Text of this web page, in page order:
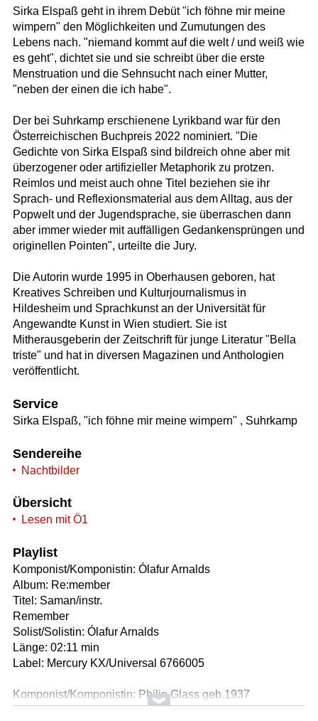
Sirka Elspaß geht in ihrem Debüt "ich föhne mir meine
wimpern" den Möglichkeiten und Zumutungen des
Lebens nach. "niemand kommt auf die welt / und weiß wie
es geht", dichtet sie und sie schreibt über die erste
Menstruation und die Sehnsucht nach einer Mutter,
"neben der einen die ich habe".
Der bei Suhrkamp erschienene Lyrikband war für den
Österreichischen Buchpreis 2022 nominiert. "Die
Gedichte von Sirka Elspaß sind bildreich ohne aber mit
überzogener oder artifizieller Metaphorik zu protzen.
Reimlos und meist auch ohne Titel beziehen sie ihr
Sprach- und Reflexionsmaterial aus dem Alltag, aus der
Popwelt und der Jugendsprache, sie überraschen dann
aber immer wieder mit auffälligen Gedankensprüngen und
originellen Pointen", urteilte die Jury.
Die Autorin wurde 1995 in Oberhausen geboren, hat
Kreatives Schreiben und Kulturjournalismus in
Hildesheim und Sprachkunst an der Universität für
Angewandte Kunst in Wien studiert. Sie ist
Mitherausgeberin der Zeitschrift für junge Literatur "Bella
triste" und hat in diversen Magazinen und Anthologien
veröffentlicht.
Service
Sirka Elspaß, "ich föhne mir meine wimpern" , Suhrkamp
Sendereihe
Nachtbilder
Übersicht
Lesen mit Ö1
Playlist
Komponist/Komponistin: Ólafur Arnalds
Album: Re:member
Titel: Saman/instr.
Remember
Solist/Solistin: Ólafur Arnalds
Länge: 02:11 min
Label: Mercury KX/Universal 6766005
Komponist/Komponistin: Philip Glass geb.1937
Album: KRONOS QUARTET PERFORMS PHILIP